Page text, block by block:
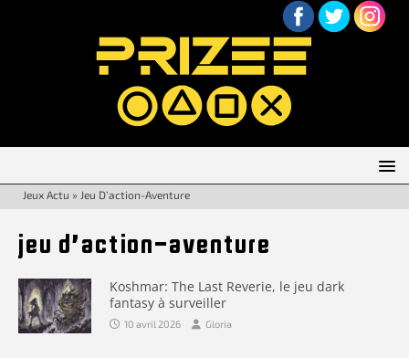
Jeux Actu » Jeu D’action-Aventure
jeu d’action-aventure
Koshmar: The Last Reverie, le jeu dark
fantasy à surveiller
10 avril 2026 Gloria